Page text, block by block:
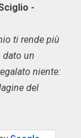
-
ti rende più
dato un
niente:
del